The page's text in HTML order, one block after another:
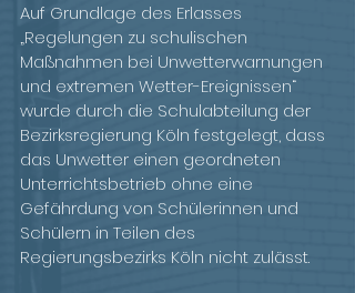
Auf Grundlage des Erlasses
„Regelungen zu schulischen
Maßnahmen bei Unwetterwarnungen
und extremen Wetter-Ereignissen“
wurde durch die Schulabteilung der
Bezirksregierung Köln festgelegt, dass
das Unwetter einen geordneten
Unterrichtsbetrieb ohne eine
Gefährdung von Schülerinnen und
Schülern in Teilen des
Regierungsbezirks Köln nicht zulässt.